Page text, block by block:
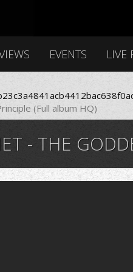
EVENTS LIVE
(Full album HQ)
- THE